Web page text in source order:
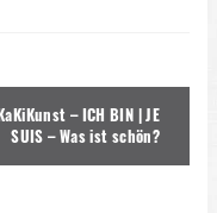
– ICH BIN | JE
SUIS – Was ist schön?